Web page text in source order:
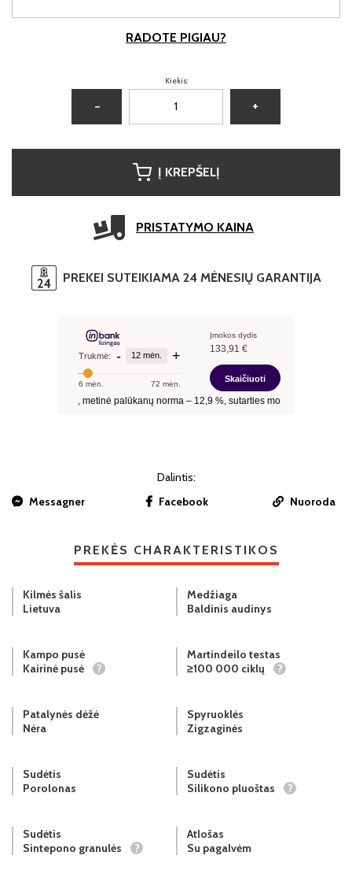
RADOTE PIGIAU?
Kiekis:
− +
Į KREPŠELĮ
PRISTATYMO KAINA
PREKEI SUTEIKIAMA 24 MĖNESIŲ GARANTIJA
Dalintis:
Messagner
Facebook Nuoroda
PREKĖS CHARAKTERISTIKOS
Kilmės šalis
Lietuva
Medžiaga
Baldinis audinys
Kampo pusė
Kairinė pusė
?
Martindeilo testas
≥100 000 ciklų
?
Patalynės dėžė
Nėra
Spyruoklės
Zigzaginės
Sudėtis
Porolonas
Sudėtis
Silikono pluoštas
?
Sudėtis
Sintepono granulės
?
Atlošas
Su pagalvėm